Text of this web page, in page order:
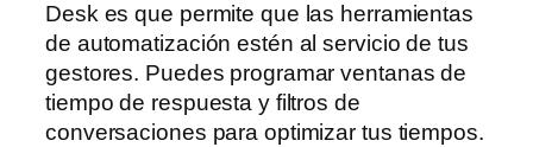
Desk es que permite que las herramientas
de automatización estén al servicio de tus
gestores. Puedes programar ventanas de
tiempo de respuesta y filtros de
conversaciones para optimizar tus tiempos.